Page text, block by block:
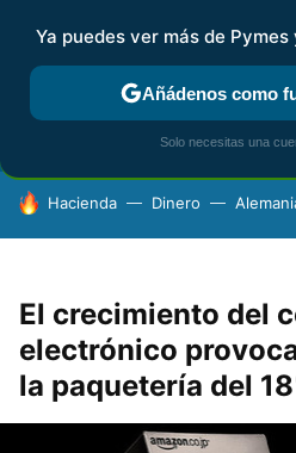
FISCALIDAD Y CONTABILIDAD
HOY SE HABLA DE
Hacienda Dinero
El crecimiento del
electrónico
la paquetería del
Ya puedes ver más de
Añádenos como
Solo necesitas una